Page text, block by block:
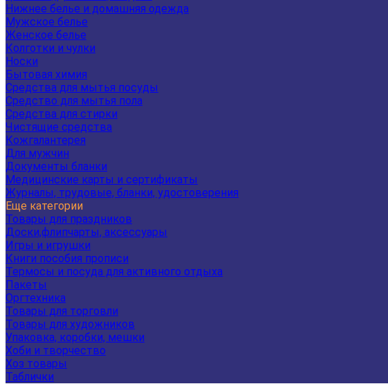
Нижнее белье и домашняя одежда
Мужское белье
Женское белье
Колготки и чулки
Носки
Бытовая химия
Средства для мытья посуды
Средство для мытья пола
Средства для стирки
Чистящие средства
Кожгалантерея
Для мужчин
Документы бланки
Медицинские карты и сертификаты
Журналы, трудовые, бланки, удостоверения
Еще категории
Товары для праздников
Доски,флипчарты, аксессуары
Игры и игрушки
Книги пособия прописи
Термосы и посуда для активного отдыха
Пакеты
Оргтехника
Товары для торговли
Товары для художников
Упаковка, коробки, мешки
Хоби и творчество
Хоз товары
Таблички